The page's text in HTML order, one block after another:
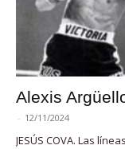
Alexis
- 12/11/2024
JESÚS COVA. Las